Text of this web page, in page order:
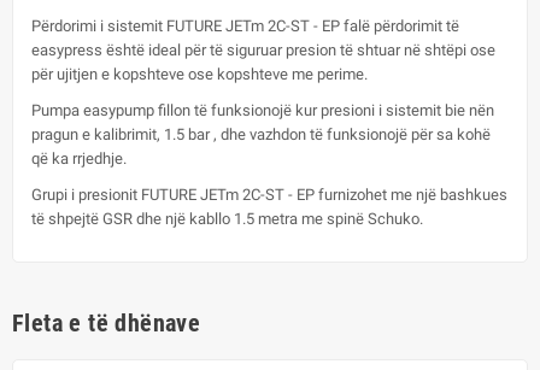
Përdorimi i sistemit FUTURE JETm 2C-ST - EP falë përdorimit të
easypress është ideal për të siguruar presion të shtuar në shtëpi ose
për ujitjen e kopshteve ose kopshteve me perime.
Pumpa easypump fillon të funksionojë kur presioni i sistemit bie nën
pragun e kalibrimit, 1.5 bar , dhe vazhdon të funksionojë për sa kohë
që ka rrjedhje.
Grupi i presionit FUTURE JETm 2C-ST - EP furnizohet me një bashkues
të shpejtë GSR dhe një kabllo 1.5 metra me spinë Schuko.
Fleta e të dhënave